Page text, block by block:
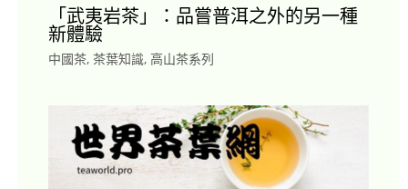
「武夷岩茶」：品嘗普洱之外的另一種
新體驗
中國茶, 茶葉知識, 高山茶系列